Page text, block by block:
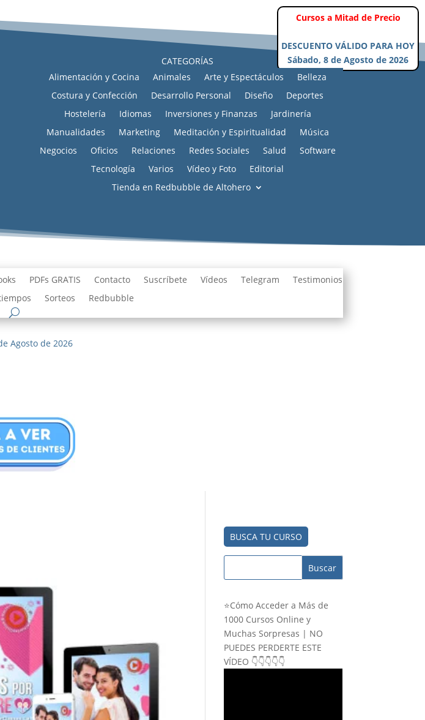
CATEGORÍAS
Alimentación y Cocina
Animales Arte y Espectáculos
Belleza
Costura y Confección
Desarrollo Personal Diseño
Deportes
Hostelería
Idiomas Inversiones y Finanzas
Jardinería
Manualidades
Marketing Meditación y Espiritualidad
Música
Negocios
Oficios Relaciones Redes Sociales Salud
Software
Tecnología
Varios Vídeo y Foto
Editorial
Tienda en Redbubble de Altohero
PDFs GRATIS Contacto Suscríbete Vídeos Telegram
Testimonios
Sorteos Redbubble
Agosto de 2026
BUSCA TU CURSO
⭐Cómo Acceder a Más de
1000 Cursos Online y
Muchas Sorpresas | NO
PUEDES PERDERTE ESTE
VÍDEO 👇👇👇👇👇